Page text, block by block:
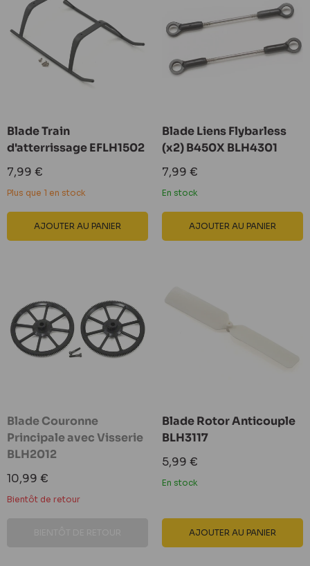
Blade Train
d'atterrissage EFLH1502
Prix
réduit
7,99 €
Plus que 1 en stock
AJOUTER AU PANIER
Blade Liens Flybarless
(x2) B450X BLH4301
Prix
réduit
7,99 €
En stock
AJOUTER AU PANIER
Blade Couronne
Principale avec Visserie
BLH2012
Prix
réduit
10,99 €
Bientôt de retour
Blade Rotor Anticouple
BLH3117
Prix
réduit
5,99 €
En stock
AJOUTER AU PANIER